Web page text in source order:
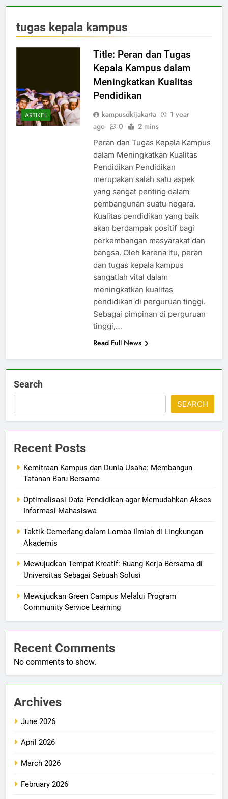
tugas kepala kampus
ARTIKEL
Title: Peran dan Tugas
Kepala Kampus dalam
Meningkatkan Kualitas
Pendidikan
kampusdkijakarta
1 year
ago
0 2 mins
Peran dan Tugas Kepala Kampus
dalam Meningkatkan Kualitas
Pendidikan Pendidikan
merupakan salah satu aspek
yang sangat penting dalam
pembangunan suatu negara.
Kualitas pendidikan yang baik
akan berdampak positif bagi
perkembangan masyarakat dan
bangsa. Oleh karena itu, peran
dan tugas kepala kampus
sangatlah vital dalam
meningkatkan kualitas
pendidikan di perguruan tinggi.
Sebagai pimpinan di perguruan
tinggi,…
Read Full News
Search
SEARCH
Recent Posts
Kemitraan Kampus dan Dunia Usaha: Membangun
Tatanan Baru Bersama
Optimalisasi Data Pendidikan agar Memudahkan Akses
Informasi Mahasiswa
Taktik Cemerlang dalam Lomba Ilmiah di Lingkungan
Akademis
Mewujudkan Tempat Kreatif: Ruang Kerja Bersama di
Universitas Sebagai Sebuah Solusi
Mewujudkan Green Campus Melalui Program
Community Service Learning
Recent Comments
No comments to show.
Archives
June 2026
April 2026
March 2026
February 2026